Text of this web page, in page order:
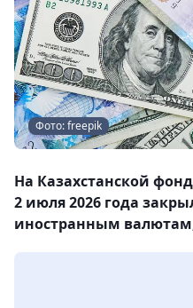
Фото: freepik
На Казахстанской
2 июля 2026 года
иностранным